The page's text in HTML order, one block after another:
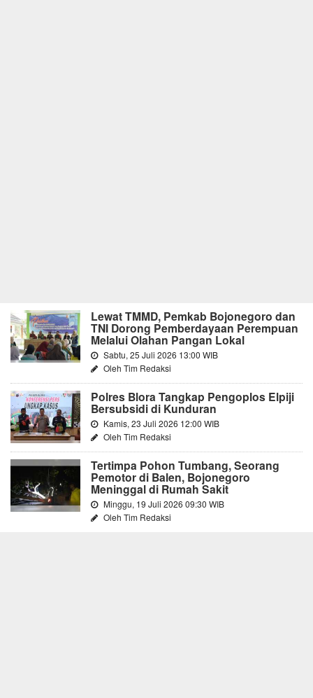
Lewat TMMD, Pemkab Bojonegoro dan
TNI Dorong Pemberdayaan Perempuan
Melalui Olahan Pangan Lokal
Sabtu, 25 Juli 2026 13:00 WIB
Oleh Tim Redaksi
Polres Blora Tangkap Pengoplos Elpiji
Bersubsidi di Kunduran
Kamis, 23 Juli 2026 12:00 WIB
Oleh Tim Redaksi
Tertimpa Pohon Tumbang, Seorang
Pemotor di Balen, Bojonegoro
Meninggal di Rumah Sakit
Minggu, 19 Juli 2026 09:30 WIB
Oleh Tim Redaksi